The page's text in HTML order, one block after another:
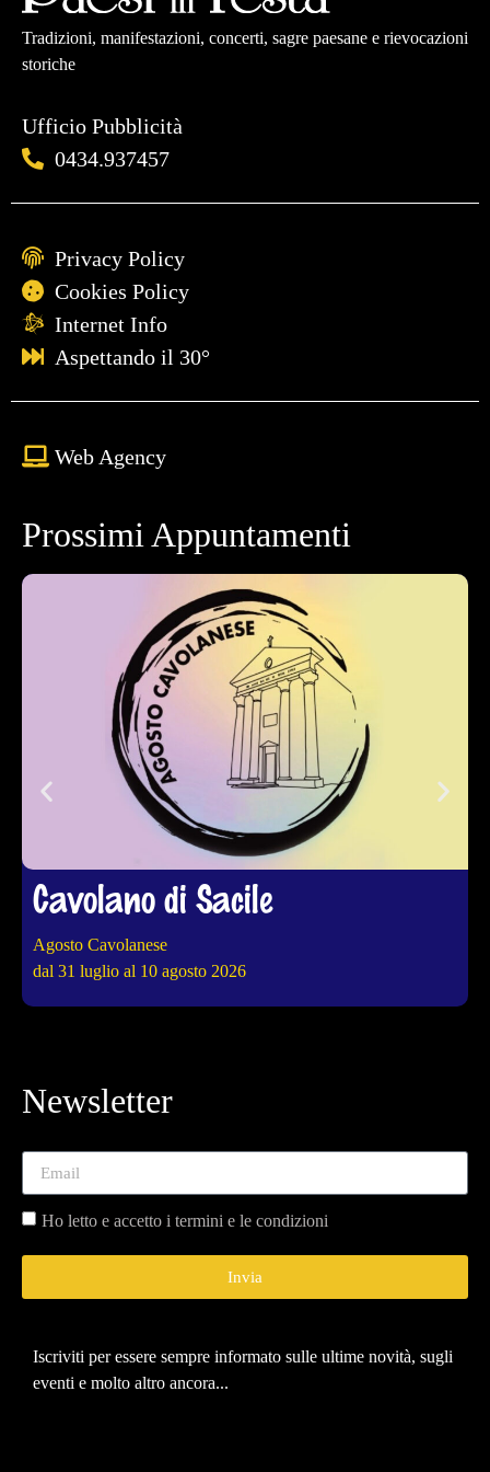
Tradizioni, manifestazioni, concerti, sagre paesane e rievocazioni
storiche
Ufficio Pubblicità
0434.937457
Privacy Policy
Cookies Policy
Internet Info
Aspettando il 30°
Web Agency
Prossimi Appuntamenti
Cavolano di Sacile
Agosto Cavolanese
dal 31 luglio al 10 agosto 2026
Newsletter
Ho letto e accetto i termini e le condizioni
Invia
Iscriviti per essere sempre informato sulle ultime novità, sugli
eventi e molto altro ancora...